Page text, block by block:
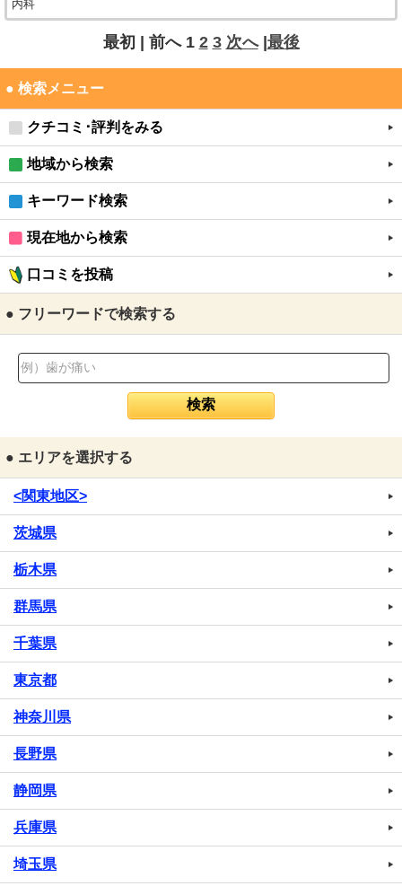
内科
最初 | 前へ 1 2 3 次へ|最後
● 検索メニュー
クチコミ･評判をみる
地域から検索
キーワード検索
現在地から検索
口コミを投稿
● フリーワードで検索する
● エリアを選択する
<関東地区>
茨城県
栃木県
群馬県
千葉県
東京都
神奈川県
長野県
静岡県
兵庫県
埼玉県